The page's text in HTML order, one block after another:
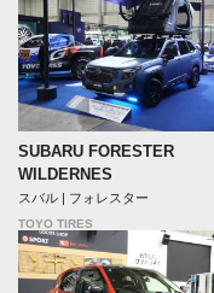
SUBARU FORESTER
WILDERNES
スバル | フォレスター
TOYO TIRES